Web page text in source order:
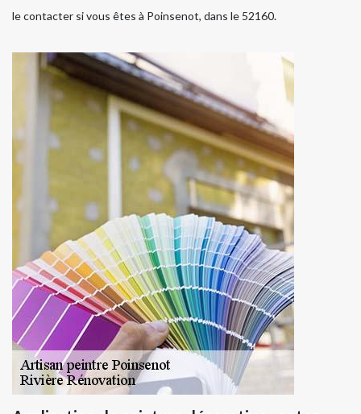
le contacter si vous êtes à Poinsenot, dans le 52160.